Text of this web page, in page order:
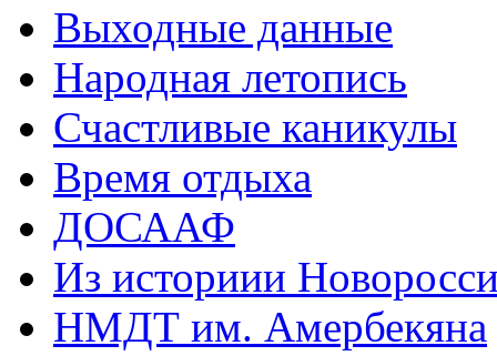
Выходные данные
Народная летопись
Счастливые каникулы
Время отдыха
ДОСААФ
Из историии
НМДТ им. Амербекяна